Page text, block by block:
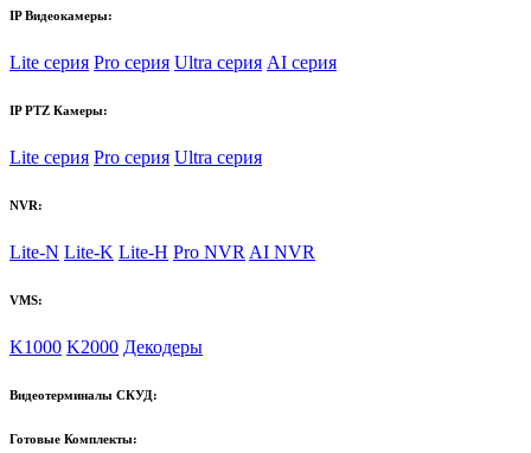
IP Видеокамеры:
Lite серия Pro серия Ultra серия AI серия
IP PTZ Камеры:
Lite серия Pro серия Ultra серия
NVR:
Lite-N Lite-K Lite-H Pro NVR AI NVR
VMS:
K1000 K2000 Декодеры
Видеотерминалы СКУД:
Готовые Комплекты: